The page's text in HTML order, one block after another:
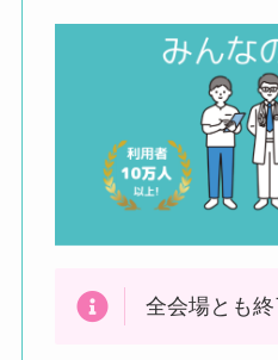
全会場とも